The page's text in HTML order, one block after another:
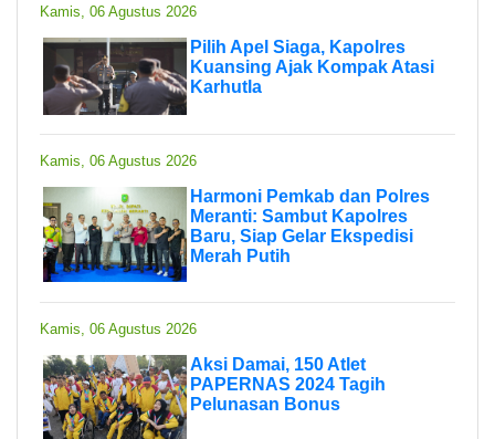
Kamis, 06 Agustus 2026
Pilih Apel Siaga, Kapolres
Kuansing Ajak Kompak Atasi
Karhutla
Kamis, 06 Agustus 2026
Harmoni Pemkab dan Polres
Meranti: Sambut Kapolres
Baru, Siap Gelar Ekspedisi
Merah Putih
Kamis, 06 Agustus 2026
Aksi Damai, 150 Atlet
PAPERNAS 2024 Tagih
Pelunasan Bonus